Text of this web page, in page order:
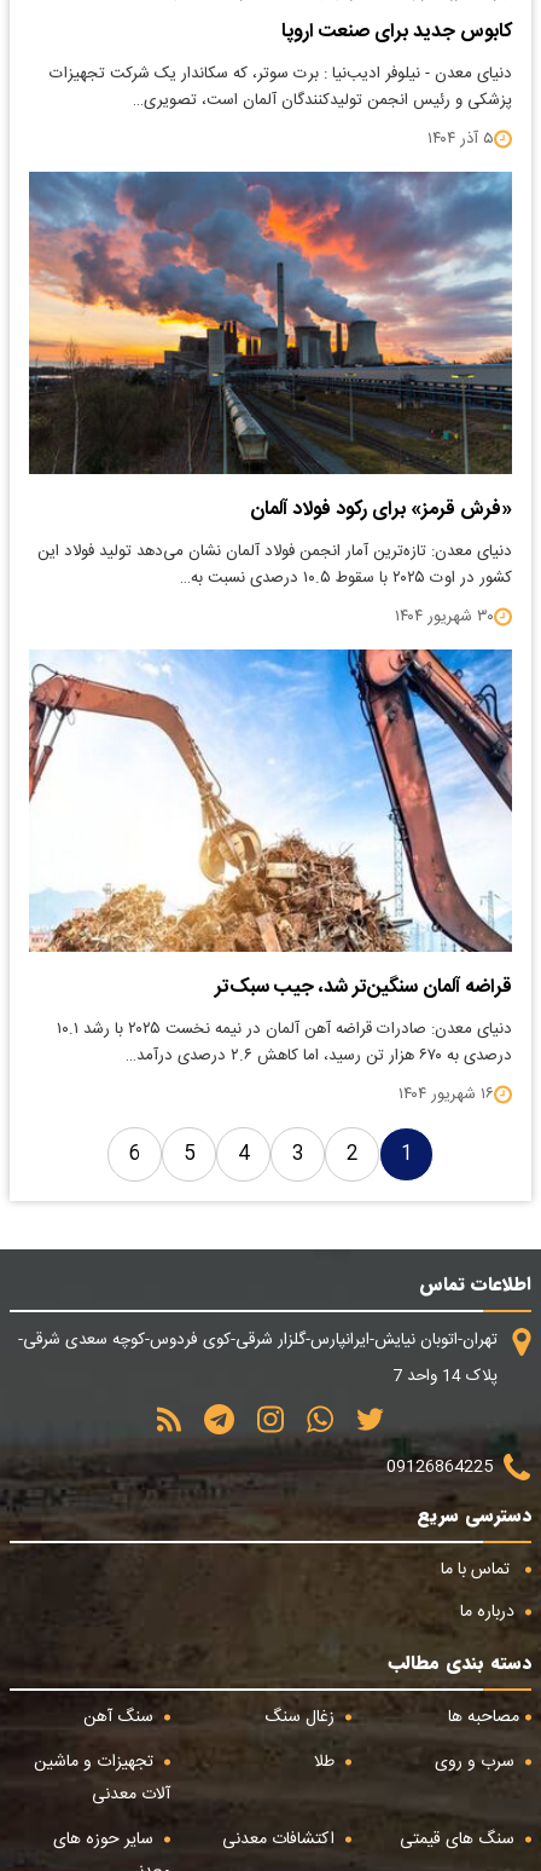
کابوس جدید برای صنعت اروپا
دنیای معدن - نیلوفر ادیب‌نیا : برت سوتر، که سکاندار یک شرکت تجهیزات
پزشکی و رئیس انجمن تولیدکنندگان آلمان است، تصویری…
۵ آذر ۱۴۰۴
«فرش قرمز» برای رکود فولاد آلمان
دنیای معدن: تازه‌ترین آمار انجمن فولاد آلمان نشان می‌دهد تولید فولاد این
کشور در اوت ۲۰۲۵ با سقوط ۱۰.۵ درصدی نسبت به…
۳۰ شهریور ۱۴۰۴
قراضه آلمان سنگین‌تر شد، جیب سبک‌تر
دنیای معدن: صادرات قراضه آهن آلمان در نیمه نخست ۲۰۲۵ با رشد ۱۰.۱
درصدی به ۶۷۰ هزار تن رسید، اما کاهش ۲.۶ درصدی درآمد…
۱۶ شهریور ۱۴۰۴
1
2
3
4
5
6
اطلاعات تماس
تهران-اتوبان نیایش-ایرانپارس-گلزار شرقی-کوی فردوس-کوچه سعدی شرقی-
پلاک 14 واحد 7
09126864225
دسترسی سریع
تماس با ما
درباره ما
دسته بندی مطالب
مصاحبه ها
زغال سنگ
سنگ آهن
سرب و روی
طلا
تجهیزات و ماشین
آلات معدنی
سنگ های قیمتی
اکتشافات معدنی
سایر حوزه های